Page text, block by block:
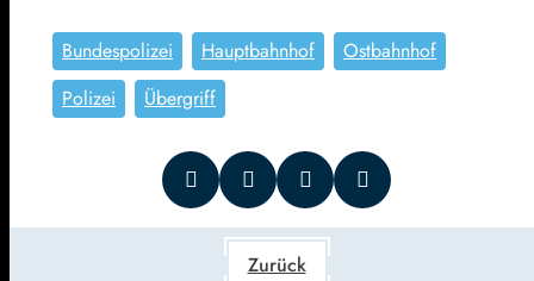
Bundespolizei Hauptbahnhof
Ostbahnhof
Polizei
Übergriff
Zurück